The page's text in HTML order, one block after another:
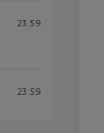
23:59
23:59